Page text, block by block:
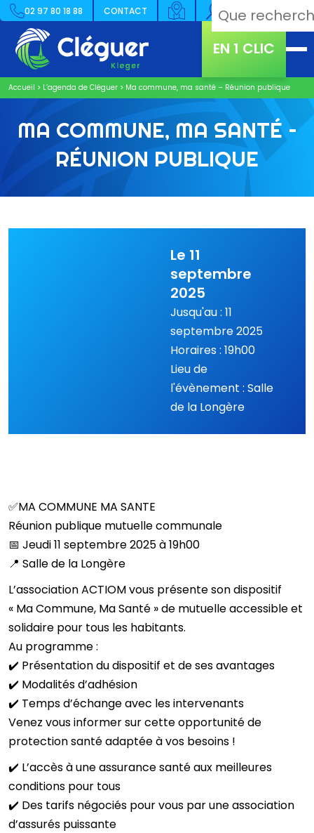
02 97 80 18 88 CONTACT
EN 1 CLIC
Accueil > L’agenda de Cléguer > Ma commune, ma santé – Réunion publique
MA COMMUNE, MA SANTÉ –
RÉUNION PUBLIQUE
Le 11
septembre
2025
Jusqu'au : 11
septembre 2025
Horaires : 19h00
Lieu de
l'évènement : Salle
de la Longère
✅​MA COMMUNE MA SANTE
Réunion publique mutuelle communale
📅 ​​ Jeudi 11 septembre 2025 à 19h00
📍 Salle de la Longère
L’association ACTIOM vous présente son dispositif
« Ma Commune, Ma Santé » de mutuelle accessible et
solidaire pour tous les habitants.
Au programme :
✔️ Présentation du dispositif et de ses avantages
✔️ Modalités d’adhésion
✔️ Temps d’échange avec les intervenants
Venez vous informer sur cette opportunité de
protection santé adaptée à vos besoins !
✔️ L’accès à une assurance santé aux meilleures
conditions pour tous
✔️ Des tarifs négociés pour vous par une association
d’assurés puissante